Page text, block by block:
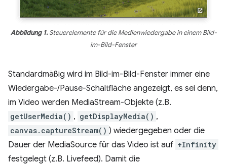
Abbildung 1.Steuerelemente für die Medienwiedergabe in einem Bild-
im-Bild-Fenster
Standardmäßig wird im Bild-im-Bild-Fenster immer eine
Wiedergabe-/Pause-Schaltfläche angezeigt, es sei denn,
im Video werden MediaStream-Objekte (z.B.
getUserMedia() , getDisplayMedia() ,
canvas.captureStream() ) wiedergegeben oder die
Dauer der MediaSource für das Video ist auf +Infinity
festgelegt (z.B. Livefeed). Damit die